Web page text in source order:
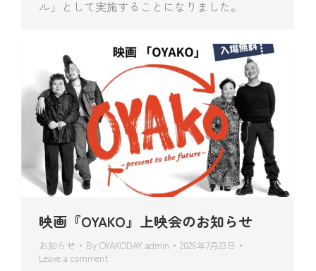
ル」として実施することになりました。
映画『OYAKO』上映会のお知らせ
お知らせ By OYAKODAY admin
2026年7月23日
Leave a comment